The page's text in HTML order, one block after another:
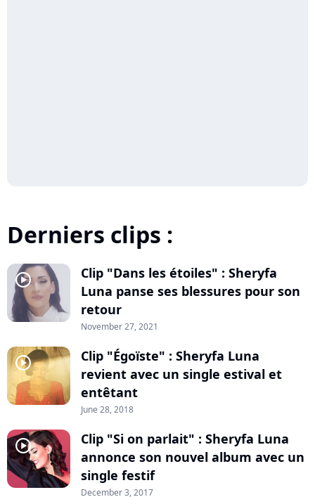
Derniers clips :
player2
Clip "Dans les étoiles" : Sheryfa
Luna panse ses blessures pour son
retour
November 27, 2021
player2
Clip "Égoïste" : Sheryfa Luna
revient avec un single estival et
entêtant
June 28, 2018
player2
Clip "Si on parlait" : Sheryfa Luna
annonce son nouvel album avec un
single festif
December 3, 2017